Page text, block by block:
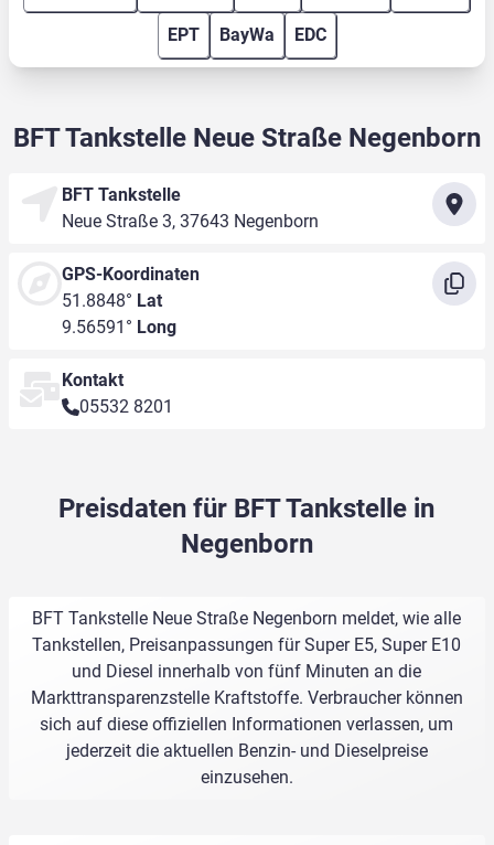
EPT BayWa EDC
BFT Tankstelle Neue Straße Negenborn
BFT Tankstelle
Neue Straße 3, 37643 Negenborn
GPS-Koordinaten
51.8848° Lat
9.56591° Long
Kontakt
05532 8201
Preisdaten für BFT Tankstelle in
Negenborn
BFT Tankstelle Neue Straße Negenborn meldet, wie alle
Tankstellen, Preisanpassungen für Super E5, Super E10
und Diesel innerhalb von fünf Minuten an die
Markttransparenzstelle Kraftstoffe. Verbraucher können
sich auf diese offiziellen Informationen verlassen, um
jederzeit die aktuellen Benzin- und Dieselpreise
einzusehen.